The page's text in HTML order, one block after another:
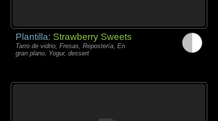
Plantilla: Strawberry Sweets
Tarro de vidrio, Fresas, Repostería, En
gran plano, Yogur, dessert